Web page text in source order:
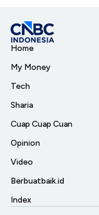
Home
My Money
Tech
Sharia
Cuap Cuap Cuan
Opinion
Video
Berbuatbaik.id
Index